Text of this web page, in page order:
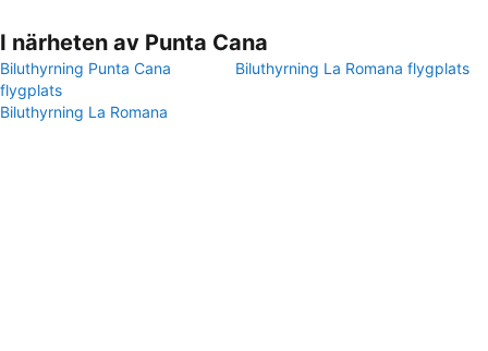
I närheten av Punta Cana
Biluthyrning Punta Cana
flygplats
Biluthyrning La Romana flygplats
Biluthyrning La Romana